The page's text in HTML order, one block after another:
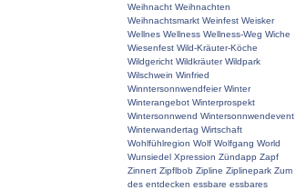
Weihnacht Weihnachten
Weihnachtsmarkt Weinfest Weisker
Wellnes Wellness Wellness-Weg Wiche
Wiesenfest Wild-Kräuter-Köche
Wildgericht Wildkräuter Wildpark
Wilschwein Winfried
Winntersonnwendfeier Winter
Winterangebot Winterprospekt
Wintersonnwend Wintersonnwendevent
Winterwandertag Wirtschaft
Wohlfühlregion Wolf Wolfgang World
Wunsiedel Xpression Zündapp Zapf
Zinnert Zipflbob Zipline Ziplinepark Zum
des entdecken essbare essbares